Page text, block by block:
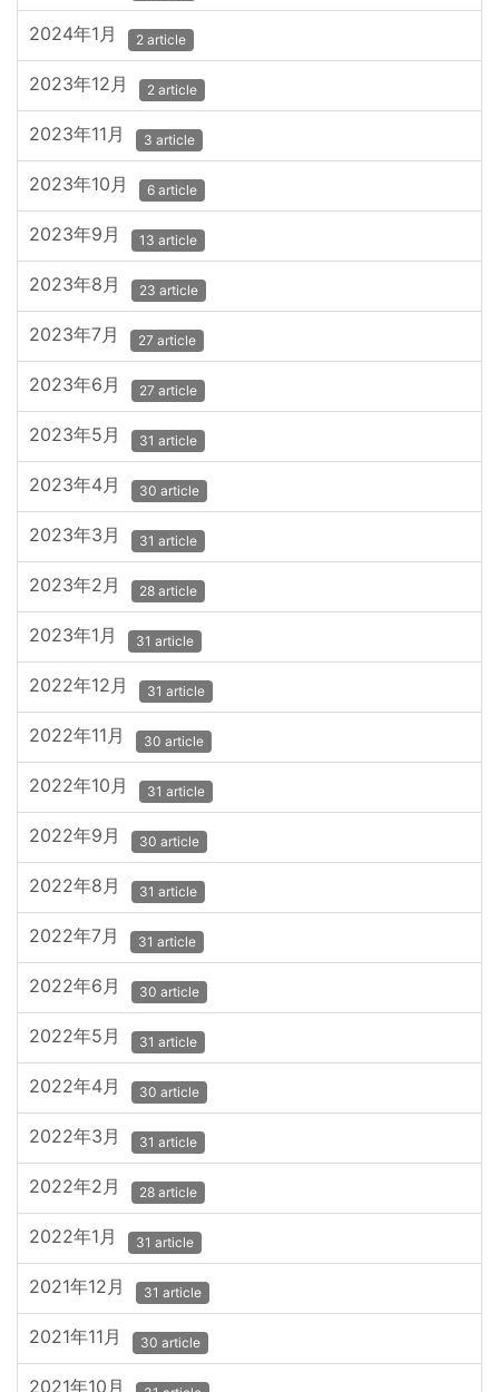
2024年1月 2 article
2023年12月 2 article
2023年11月 3 article
2023年10月 6 article
2023年9月 13 article
2023年8月 23 article
2023年7月 27 article
2023年6月 27 article
2023年5月 31 article
2023年4月 30 article
2023年3月 31 article
2023年2月 28 article
2023年1月 31 article
2022年12月 31 article
2022年11月 30 article
2022年10月 31 article
2022年9月 30 article
2022年8月 31 article
2022年7月 31 article
2022年6月 30 article
2022年5月 31 article
2022年4月 30 article
2022年3月 31 article
2022年2月 28 article
2022年1月 31 article
2021年12月 31 article
2021年11月 30 article
2021年10月